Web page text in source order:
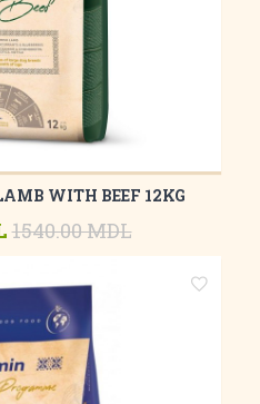
WITH BEEF 12KG
1540.00 MDL